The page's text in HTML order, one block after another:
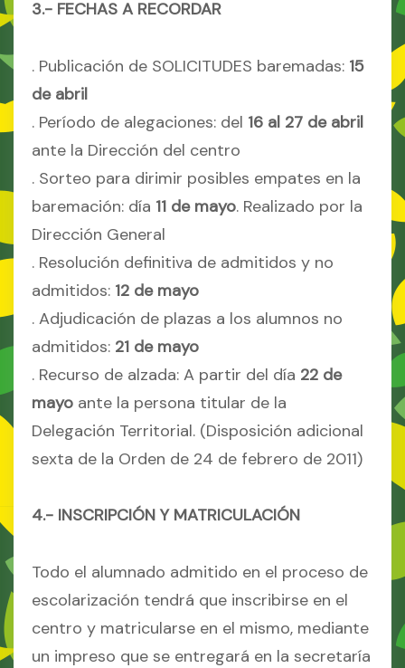
3.- FECHAS A RECORDAR
. Publicación de SOLICITUDES baremadas: 15
de abril
. Período de alegaciones: del 16 al 27 de abril
ante la Dirección del centro
. Sorteo para dirimir posibles empates en la
baremación: día 11 de mayo. Realizado por la
Dirección General
. Resolución definitiva de admitidos y no
admitidos: 12 de mayo
. Adjudicación de plazas a los alumnos no
admitidos: 21 de mayo
. Recurso de alzada: A partir del día 22 de
mayo ante la persona titular de la
Delegación Territorial. (Disposición adicional
sexta de la Orden de 24 de febrero de 2011)
4.- INSCRIPCIÓN Y MATRICULACIÓN
Todo el alumnado admitido en el proceso de
escolarización tendrá que inscribirse en el
centro y matricularse en el mismo, mediante
un impreso que se entregará en la secretaría